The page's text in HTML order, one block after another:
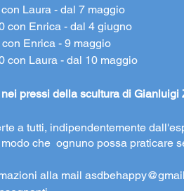
Laura - dal 7 maggio
con Enrica - dal 4 giugno
Enrica - 9 maggio
con Laura - dal 10 maggio
pressi della scultura di Gianluigi
a tutti, indipendentemente
che ognuno possa praticare
alla mail